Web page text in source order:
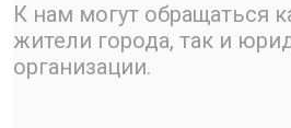
К нам могут обращаться
жители города, так и
организации.